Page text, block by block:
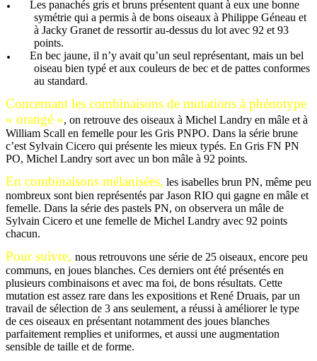
Les panachés gris et bruns présentent quant à eux une bonne
symétrie qui a permis à de bons oiseaux à Philippe Géneau et
à Jacky Granet de ressortir au-dessus du lot avec 92 et 93
points.
En bec jaune, il n’y avait qu’un seul représentant, mais un bel
oiseau bien typé et aux couleurs de bec et de pattes conformes
au standard.
Concernant les combinaisons de mutations à phénotype
« orangé », on retrouve des oiseaux à Michel Landry en mâle et à
William Scall en femelle pour les Gris PNPO. Dans la série brune
c’est Sylvain Cicero qui présente les mieux typés. En Gris FN PN
PO, Michel Landry sort avec un bon mâle à 92 points.
En combinaisons mélanisées, les isabelles brun PN, même peu
nombreux sont bien représentés par Jason RIO qui gagne en mâle et
femelle. Dans la série des pastels PN, on observera un mâle de
Sylvain Cicero et une femelle de Michel Landry avec 92 points
chacun.
Pour suivre, nous retrouvons une série de 25 oiseaux, encore peu
communs, en joues blanches. Ces derniers ont été présentés en
plusieurs combinaisons et avec ma foi, de bons résultats. Cette
mutation est assez rare dans les expositions et René Druais, par un
travail de sélection de 3 ans seulement, a réussi à améliorer le type
de ces oiseaux en présentant notamment des joues blanches
parfaitement remplies et uniformes, et aussi une augmentation
sensible de taille et de forme.